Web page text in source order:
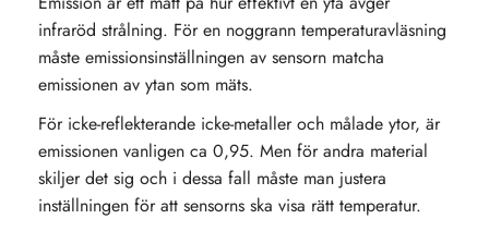
infraröd strålning. För en noggrann temperaturavläsning
måste emissionsinställningen av sensorn matcha
emissionen av ytan som mäts.
För icke-reflekterande icke-metaller och målade ytor, är
emissionen vanligen ca 0,95. Men för andra material
skiljer det sig och i dessa fall måste man justera
inställningen för att sensorns ska visa rätt temperatur.